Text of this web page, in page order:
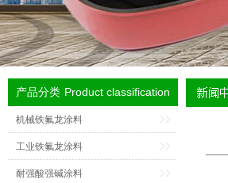
产品分类 Product classification
机械铁氟龙涂料
工业铁氟龙涂料
耐强酸强碱涂料